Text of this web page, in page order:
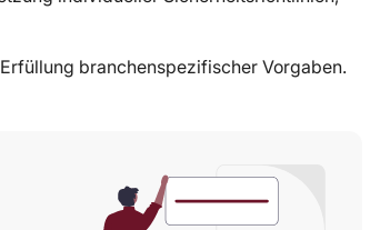
branchenspezifischer Vorgaben.